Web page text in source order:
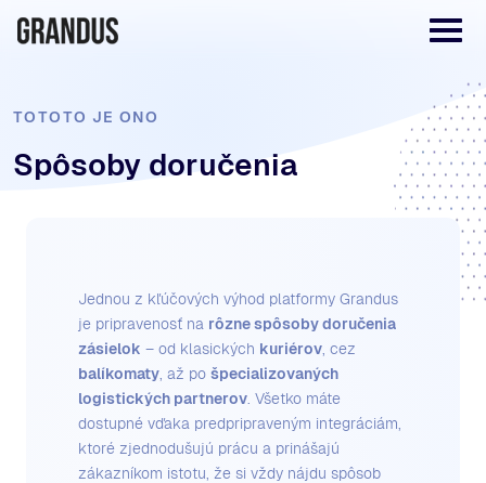
TOTOTO JE ONO
Spôsoby doručenia
Jednou z kľúčových výhod platformy Grandus
je pripravenosť na rôzne spôsoby doručenia
zásielok – od klasických kuriérov , cez
balíkomaty , až po špecializovaných
logistických partnerov . Všetko máte
dostupné vďaka predpripraveným integráciám,
ktoré zjednodušujú prácu a prinášajú
zákazníkom istotu, že si vždy nájdu spôsob